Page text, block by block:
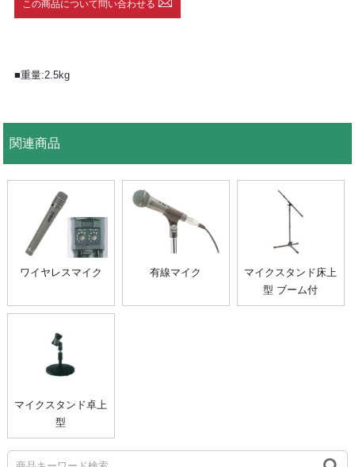
この商品について問い合わせる
■重量:2.5kg
関連商品
ワイヤレスマイク 有線マイク
マイクスタンド床上
型 ブーム付
マイクスタンド卓上
型